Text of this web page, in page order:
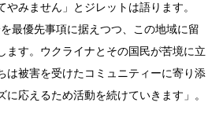
やみません」とジレットは語ります。
を最優先事項に据えつつ、この地域に留
ます。ウクライナとその国民が苦境に立
は被害を受けたコミュニティーに寄り添
に応えるため活動を続けていきます」。